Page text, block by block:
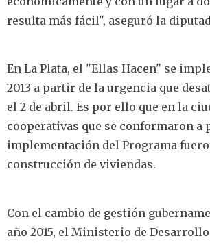
resulta más fácil", aseguró la
En La Plata, el "Ellas Hacen" se
2013 a partir de la urgencia que
el 2 de abril. Es por ello que en la
cooperativas que se conformaron a
implementación del Programa
construcción de viviendas.
Con el cambio de gestión
año 2015, el Ministerio de